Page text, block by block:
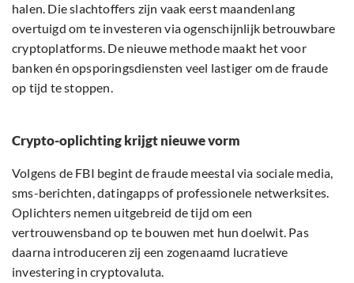
halen. Die slachtoffers zijn vaak eerst maandenlang
overtuigd om te investeren via ogenschijnlijk betrouwbare
cryptoplatforms. De nieuwe methode maakt het voor
banken én opsporingsdiensten veel lastiger om de fraude
op tijd te stoppen.
Crypto-oplichting krijgt nieuwe vorm
Volgens de FBI begint de fraude meestal via sociale media,
sms-berichten, datingapps of professionele netwerksites.
Oplichters nemen uitgebreid de tijd om een
vertrouwensband op te bouwen met hun doelwit. Pas
daarna introduceren zij een zogenaamd lucratieve
investering in cryptovaluta.